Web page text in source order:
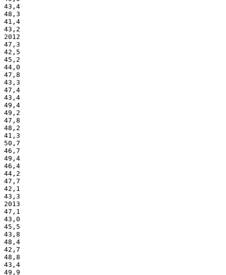
43,4
48,3
41,4
43,2
2012
47,3
42,5
45,2
44,0
47,8
43,3
47,4
43,4
49,4
49,2
47,8
48,2
41,3
50,7
46,7
49,4
46,4
44,2
47,7
42,1
43,3
2013
47,1
43,0
45,5
43,8
48,4
42,7
48,8
43,4
49,9